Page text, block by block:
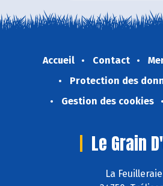
Accueil Contact
Protection des
Gestion des cookies
Le Grain
La Feuilleraie